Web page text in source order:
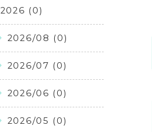
2026 (0)
2026/08 (0)
2026/07 (0)
2026/06 (0)
2026/05 (0)